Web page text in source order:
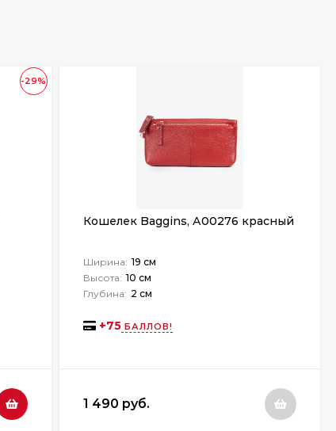
-29%
Кошелек Baggins, А00276 красный
Ширина: 19 см
Высота: 10 см
Глубина: 2 см
+75БАЛЛОВ!
1 490 руб.